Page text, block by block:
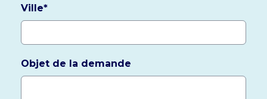
Ville*
Objet de la demande